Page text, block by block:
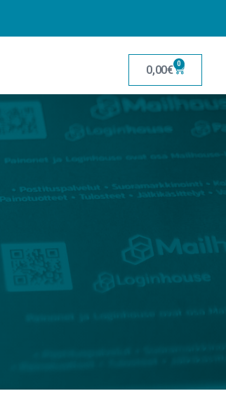
0,00€ 0